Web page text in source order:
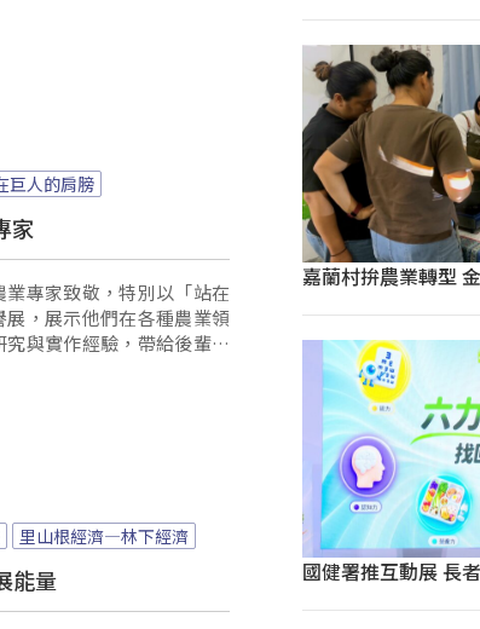
巨人的肩膀
家
專家致敬，特別以「站在
，展示他們在各種農業領
與實作經驗，帶給後輩莘
里山根經濟—林下經濟
能量
嘉蘭村拚農業轉型
國健署推互動展 長